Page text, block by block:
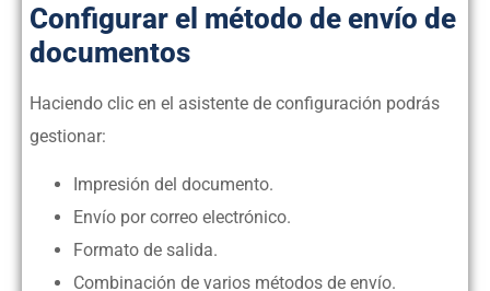
Configurar el método de envío de
documentos
Haciendo clic en el asistente de configuración podrás
gestionar:
Impresión del documento.
Envío por correo electrónico.
Formato de salida.
Combinación de varios métodos de envío.